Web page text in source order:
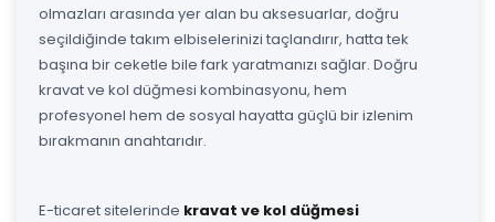
olmazları arasında yer alan bu aksesuarlar, doğru
seçildiğinde takım elbiselerinizi taçlandırır, hatta tek
başına bir ceketle bile fark yaratmanızı sağlar. Doğru
kravat ve kol düğmesi kombinasyonu, hem
profesyonel hem de sosyal hayatta güçlü bir izlenim
bırakmanın anahtarıdır.
E-ticaret sitelerinde kravat ve kol düğmesi